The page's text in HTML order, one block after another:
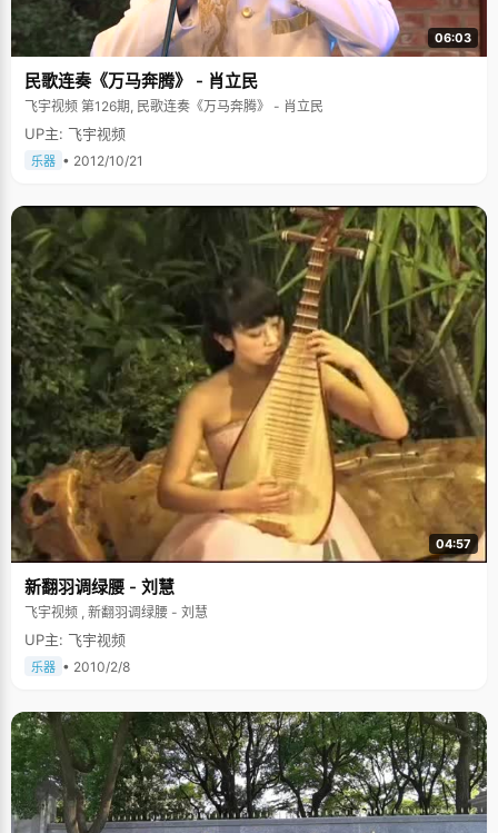
06:03
民歌连奏《万马奔腾》 - 肖立民
飞宇视频 第126期, 民歌连奏《万马奔腾》 - 肖立民
UP主: 飞宇视频
乐器 • 2012/10/21
04:57
新翻羽调绿腰 - 刘慧
飞宇视频 , 新翻羽调绿腰 - 刘慧
UP主: 飞宇视频
乐器 • 2010/2/8